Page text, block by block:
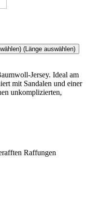
(Länge auswählen)
Jersey. Ideal am
mit Sandalen und einer
unkomplizierten,
Raffungen